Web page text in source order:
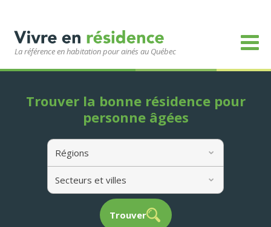
La référence en habitation pour ainés au Québec
Régions
Secteurs et villes
Trouver
Trouver la bonne résidence pour
personne âgées